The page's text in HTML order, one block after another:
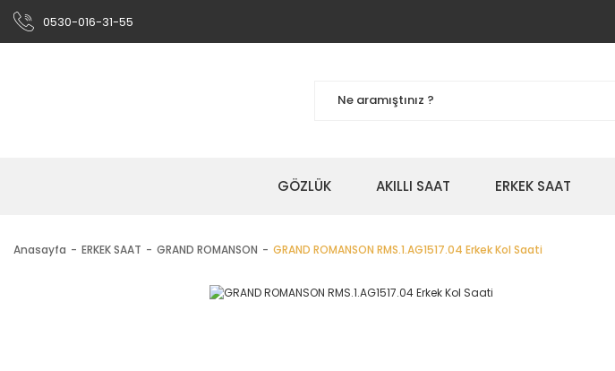
0530-016-31-55
GÖZLÜK AKILLI SAAT ERKEK SAAT
Anasayfa ERKEK SAAT GRAND ROMANSON GRAND ROMANSON RMS.1.AG1517.04 Erkek Kol Saati